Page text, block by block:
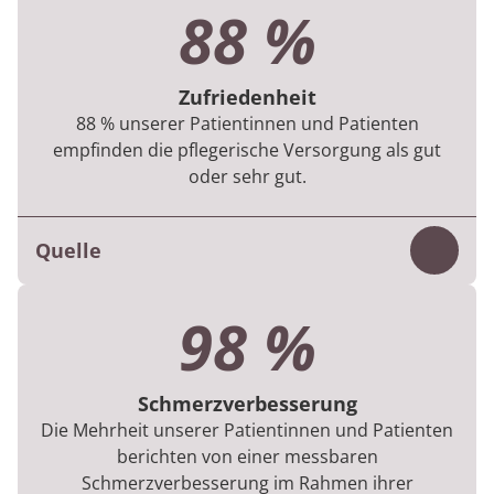
den therapeutischen Behandlungen, was die
Vielfalt, Menge und Dauer betrifft. Bei voller
Erfüllung der DRV-Vorgaben können bis zu
100 Qualitätspunkte erreicht werden.
88 %
Zufriedenheit
88 % unserer Patientinnen und Patienten
empfinden die pflegerische Versorgung als gut
oder sehr gut.
Quelle
Zufriedenheitsbefragung am Ende des
Aufenthalts wird deutlich, dass
hervorragende 88 % der befragten
Patientinnen und Patienten in 2024 mit der
pflegerischen Versorgung zufrieden waren.
98 %
Schmerzverbesserung
Die Mehrheit unserer Patientinnen und Patienten
berichten von einer messbaren
Schmerzverbesserung im Rahmen ihrer